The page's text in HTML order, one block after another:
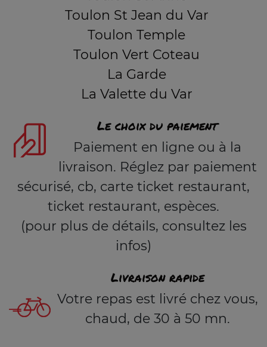
Toulon St Jean du Var
Toulon Temple
Toulon Vert Coteau
La Garde
La Valette du Var
Le choix du paiement
Paiement en ligne ou à la
livraison. Réglez par paiement
sécurisé, cb, carte ticket restaurant,
ticket restaurant, espèces.
(pour plus de détails, consultez les
infos)
Livraison rapide
Votre repas est livré chez vous,
chaud, de 30 à 50 mn.